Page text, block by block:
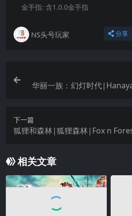
金手指: 含1.0.0金手指
NS头号玩家 分享
华丽一族：幻灯时代
下一篇
狐狸和森林|狐狸森林|Fox n
相关文章